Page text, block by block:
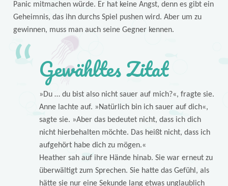
Panic mitmachen würde. Er hat keine Angst, denn es gibt ein
Geheimnis, das ihn durchs Spiel pushen wird. Aber um zu
gewinnen, muss man auch seine Gegner kennen.
Gewähltes Zitat
»Du … du bist also nicht sauer auf mich?«, fragte sie.
Anne lachte auf. »Natürlich bin ich sauer auf dich«,
sagte sie. »Aber das bedeutet nicht, dass ich dich
nicht hierbehalten möchte. Das heißt nicht, dass ich
aufgehört habe dich zu mögen.«
Heather sah auf ihre Hände hinab. Sie war erneut zu
überwältigt zum Sprechen. Sie hatte das Gefühl, als
hätte sie nur eine Sekunde lang etwas unglaublich